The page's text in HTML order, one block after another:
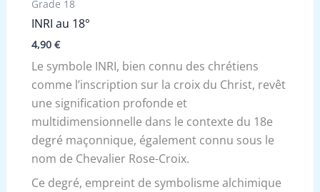
Grade 18
INRI au 18°
4,90 €
Le symbole INRI, bien connu des chrétiens
comme l’inscription sur la croix du Christ, revêt
une signification profonde et
multidimensionnelle dans le contexte du 18e
degré maçonnique, également connu sous le
nom de Chevalier Rose-Croix.
Ce degré, empreint de symbolisme alchimique